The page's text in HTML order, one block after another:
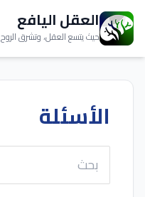
العقل اليافع
حيث يتسع العقل، وتشرق الروح
الأسئلة